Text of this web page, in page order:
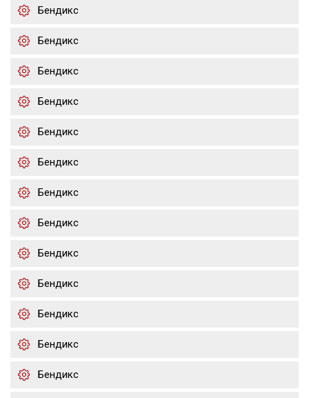
Бендикс
Бендикс
Бендикс
Бендикс
Бендикс
Бендикс
Бендикс
Бендикс
Бендикс
Бендикс
Бендикс
Бендикс
Бендикс